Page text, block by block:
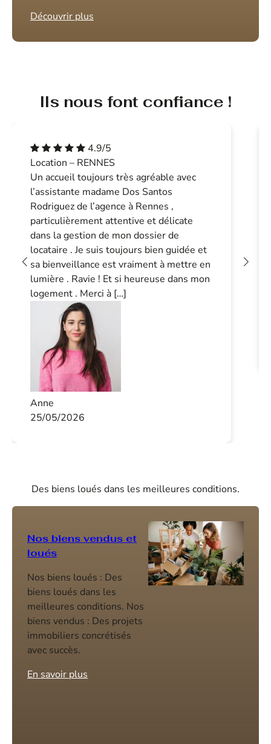
Découvrir plus
Ils nous font confiance !
4.9/5
Location – RENNES
Un accueil toujours très agréable avec
l’assistante madame Dos Santos
Rodriguez de l’agence à Rennes ,
particulièrement attentive et délicate
dans la gestion de mon dossier de
locataire . Je suis toujours bien guidée et
sa bienveillance est vraiment à mettre en
lumière . Ravie ! Et si heureuse dans mon
logement . Merci à […]
Anne
25/05/2026
Des biens loués dans les meilleures conditions.
Nos biens vendus et
loués
Nos biens loués : Des
biens loués dans les
meilleures conditions. Nos
biens vendus : Des projets
immobiliers concrétisés
avec succès.
En savoir plus